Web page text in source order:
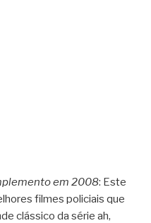
em 2008: Este
filmes policiais que
clássico da série ah,